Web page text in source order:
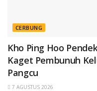
CERBUNG
Kho Ping Hoo
Kaget Pembunuh
Pangcu
7 AGUSTUS 2026